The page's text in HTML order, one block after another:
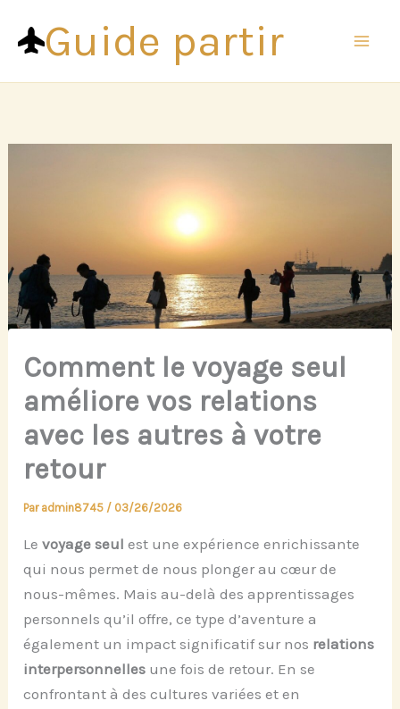
contenuGuide partir
Comment le voyage seul
améliore vos relations
avec les autres à votre
retour
Par admin8745 / 03/26/2026
Levoyage seul est une expérience enrichissante
qui nous permet de nous plonger au cœur de
nous-mêmes. Mais au-delà des apprentissages
personnels qu’il offre, ce type d’aventure a
également un impact significatif sur nos relations
interpersonnelles une fois de retour. En se
confrontant à des cultures variées et en